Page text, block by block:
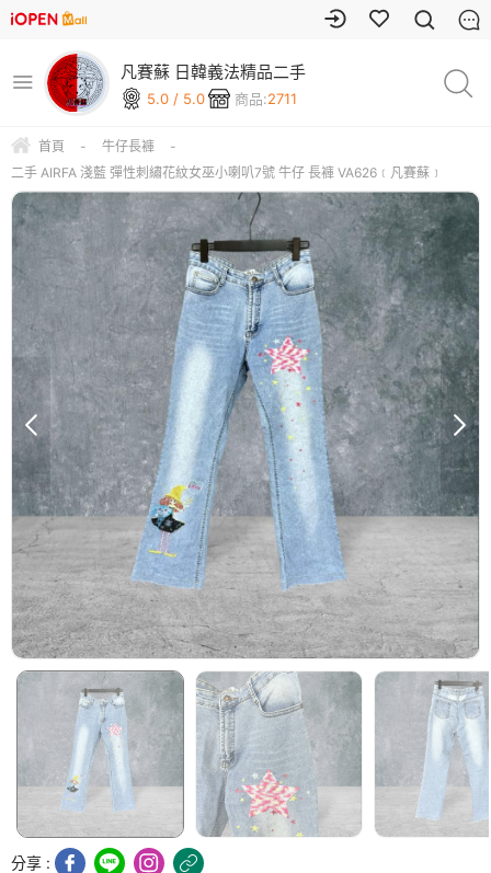
凡賽蘇 日韓義法精品二手
5.0 / 5.0 商品:2711
首頁 - 牛仔長褲
-
二手 AIRFA 淺藍 彈性刺繡花紋女巫小喇叭7號 牛仔 長褲 VA626﹝凡賽蘇﹞
分享 :